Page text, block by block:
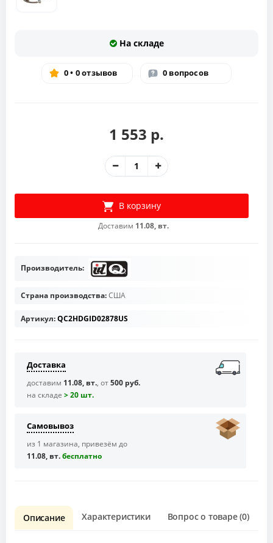
На складе
0 • 0 отзывов 0 вопросов
1 553 р.
В корзину
Доставим 11.08, вт.
Производитель:
Страна производства:США
Артикул:QC2HDGID02878US
Доставка
доставим 11.08, вт., от500 руб.
на складе > 20 шт.
Самовывоз
из 1 магазина, привезём до
11.08, вт.бесплaтно
Описание Характеристики Вопрос о товаре (0)